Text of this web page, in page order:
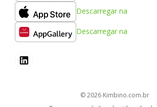
Descarregar na
Descarregar na
© 2026 kimbino.com.br